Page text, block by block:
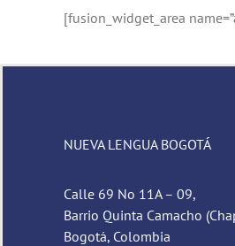
[fusion_widget_area
NUEVA LENGUA BOGOTÁ
Calle 69 No 11A – 09,
Barrio Quinta Camacho
Bogotá, Colombia